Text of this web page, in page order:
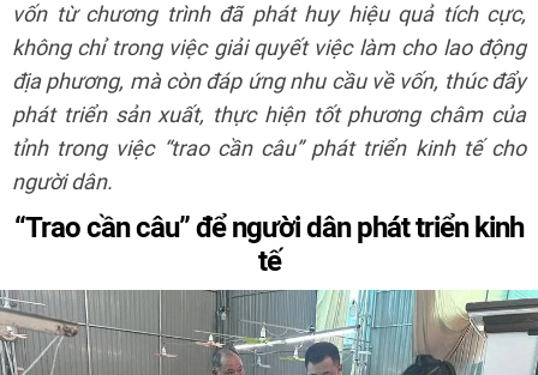
vốn từ chương trình đã phát huy hiệu quả tích cực,
không chỉ trong việc giải quyết việc làm cho lao động
địa phương, mà còn đáp ứng nhu cầu về vốn, thúc đẩy
phát triển sản xuất, thực hiện tốt phương châm của
tỉnh trong việc “trao cần câu” phát triển kinh tế cho
người dân.
“Trao cần câu” để người dân phát triển kinh
tế